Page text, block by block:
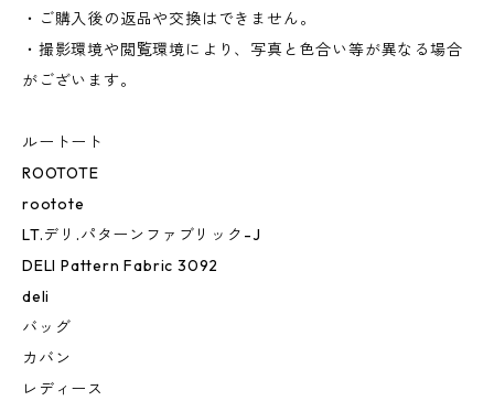
・ご購入後の返品や交換はできません。
・撮影環境や閲覧環境により、写真と色合い等が異なる場合
がございます。
ルートート
ROOTOTE
rootote
LT.デリ.パターンファブリック-J
DELI Pattern Fabric 3092
deli
バッグ
カバン
レディース